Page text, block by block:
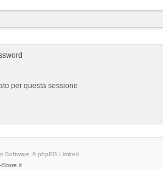
per questa sessione
Software © phpBB Limited
Store.it